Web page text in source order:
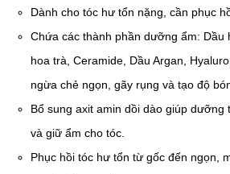
Dành cho tóc hư tổn nặng, cần phục
Chứa các thành phần dưỡng ẩm: Dầu
hoa trà, Ceramide, Dầu Argan,
ngừa chẻ ngọn, gãy rụng và tạo độ
Bổ sung axit amin dồi dào giúp dưỡng
và giữ ẩm cho tóc.
Phục hồi tóc hư tổn từ gốc đến ngọn,